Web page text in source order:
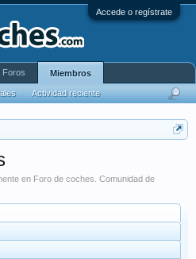
Accede o regístrate
en Foro de coches. Comunidad de
Foros Miembros
Actividad reciente